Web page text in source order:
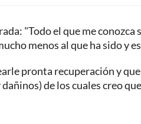
"Todo el que me conozca
menos al que ha sido y
pronta recuperación y que
de los cuales creo